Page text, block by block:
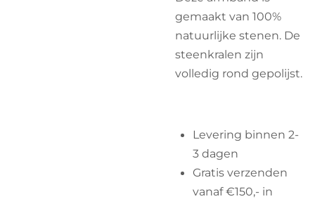
gemaakt van 100%
natuurlijke stenen. De
steenkralen zijn
volledig rond gepolijst.
Levering binnen 2-
3 dagen
Gratis verzenden
vanaf €150,- in